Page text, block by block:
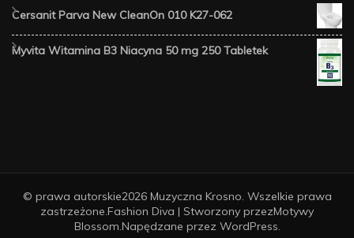
Cersanit Parva New CleanOn 010 K27-062
Myvita Witamina B3 Niacyna 50 mg 250 Tabletek
© prawa autorskie2026 Muzyczna Krosno. Wszelkie prawa
zastrzeżone.Fashion Diva | Stworzony przezMotywy
Blossom.Napędzane przez WordPress.